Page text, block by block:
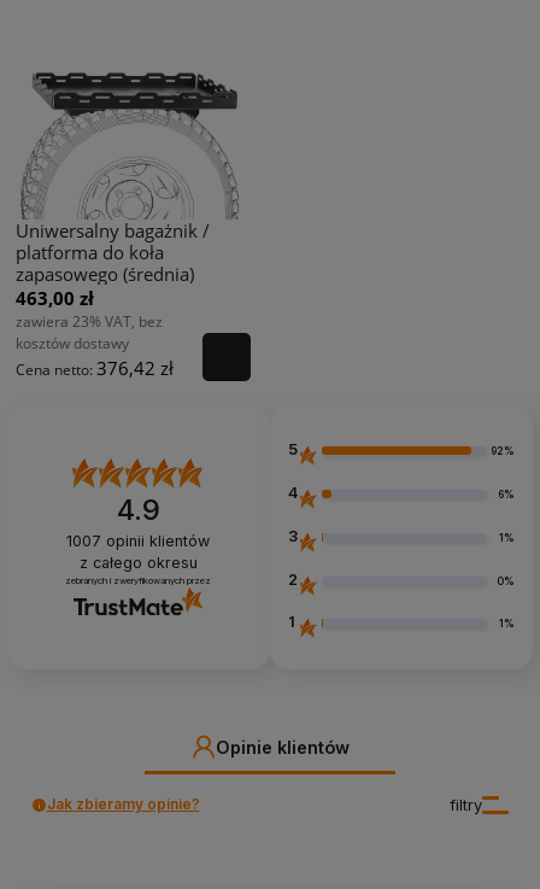
Uniwersalny bagażnik /
platforma do koła
zapasowego (średnia)
463,00 zł
zawiera 23% VAT, bez
kosztów dostawy
Cena netto: 376,42 zł
4.9
1007 opinii klientów
z całego okresu
zebranych i zweryfikowanych przez
5 92%
4 6%
3 1%
2 0%
1 1%
Opinie klientów
filtry
Jak zbieramy opinie?